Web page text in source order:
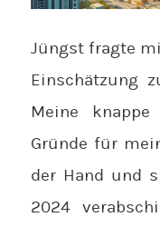
Jüngst fragte
Einschätzung
Meine
Gründe für
der Hand und
2024